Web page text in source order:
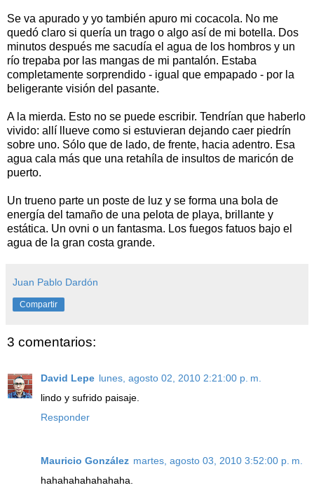
Se va apurado y yo también apuro mi cocacola. No me
quedó claro si quería un trago o algo así de mi botella. Dos
minutos después me sacudía el agua de los hombros y un
río trepaba por las mangas de mi pantalón. Estaba
completamente sorprendido - igual que empapado - por la
beligerante visión del pasante.
A la mierda. Esto no se puede escribir. Tendrían que haberlo
vivido: allí llueve como si estuvieran dejando caer piedrín
sobre uno. Sólo que de lado, de frente, hacia adentro. Esa
agua cala más que una retahíla de insultos de maricón de
puerto.
Un trueno parte un poste de luz y se forma una bola de
energía del tamaño de una pelota de playa, brillante y
estática. Un ovni o un fantasma. Los fuegos fatuos bajo el
agua de la gran costa grande.
Juan Pablo Dardón
Compartir
3 comentarios:
David Lepe lunes, agosto 02, 2010 2:21:00 p. m.
lindo y sufrido paisaje.
Responder
Mauricio González martes, agosto 03, 2010 3:52:00 p. m.
hahahahahahahaha.